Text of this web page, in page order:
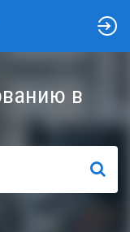
в
НАЙТИ